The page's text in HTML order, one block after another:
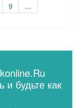
9
…
и будьте как